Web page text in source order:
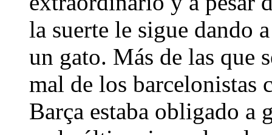
la suerte le sigue dando
un gato. Más de las que
mal de los barcelonistas
Barça estaba obligado a